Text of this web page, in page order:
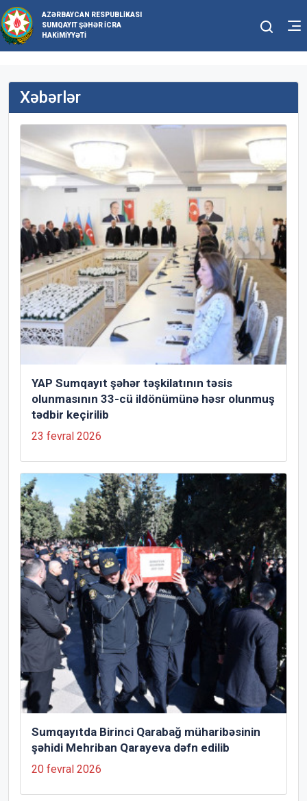
AZƏRBAYCAN RESPUBLIKASI
SUMQAYIT ŞƏHƏR İCRA
HAKIMIYYƏTI
Xəbərlər
YAP Sumqayıt şəhər təşkilatının təsis
olunmasının 33-cü ildönümünə həsr olunmuş
tədbir keçirilib
23 fevral 2026
Sumqayıtda Birinci Qarabağ müharibəsinin
şəhidi Mehriban Qarayeva dəfn edilib
20 fevral 2026